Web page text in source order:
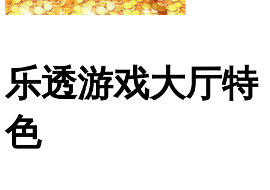
乐透游戏大厅特
色